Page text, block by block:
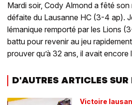
Mardi soir, Cody Almond a fêté
défaite du Lausanne HC (3-4 ap).
lémanique remporté par les Lions
battu pour revenir au jeu
prouver qu’à 32 ans, il avait encore
D'AUTRES ARTICLES SUR
Victoire